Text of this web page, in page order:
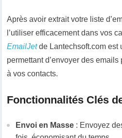
Après avoir extrait votre liste
l’utiliser efficacement dans vos
EmailJet de Lantechsoft.com est
permettant d’envoyer des
à vos contacts.
Fonctionnalités Clés
Envoi en Masse : Envoyez